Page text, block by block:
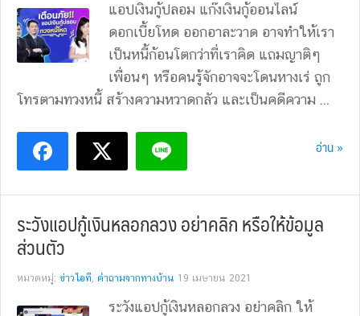
แอปเงินกู้ปลอม แก๊งเงินกู้ออนไลน์
ดอกเบี้ยโหด ออกอาละวาด อาจทำให้เรา
เป็นหนี้ก้อนโตกว่าที่เราคิด แถมญาติๆ
เพื่อนๆ หรือคนรู้จักอาจจะโดนหางเร่ ถูก
โทรตามทวงหนี้ สร้างความหวาดกลัว และเป็นคดีความ ...
อ่าน »
ระวังแอปกู้เงินหลอกลวง อย่าคลิก หรือให้ข้อมูล
ส่วนตัว
หมวดหมู่: ข่าวไอที, คำถามจากทางบ้าน 19 เมษายน 2021
ระวังแอปกู้เงินหลอกลวง อย่าคลิก ให้